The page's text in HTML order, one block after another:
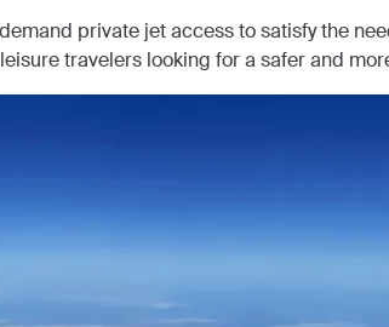
private jet access to satisfy the
leisure travelers looking for a safer and